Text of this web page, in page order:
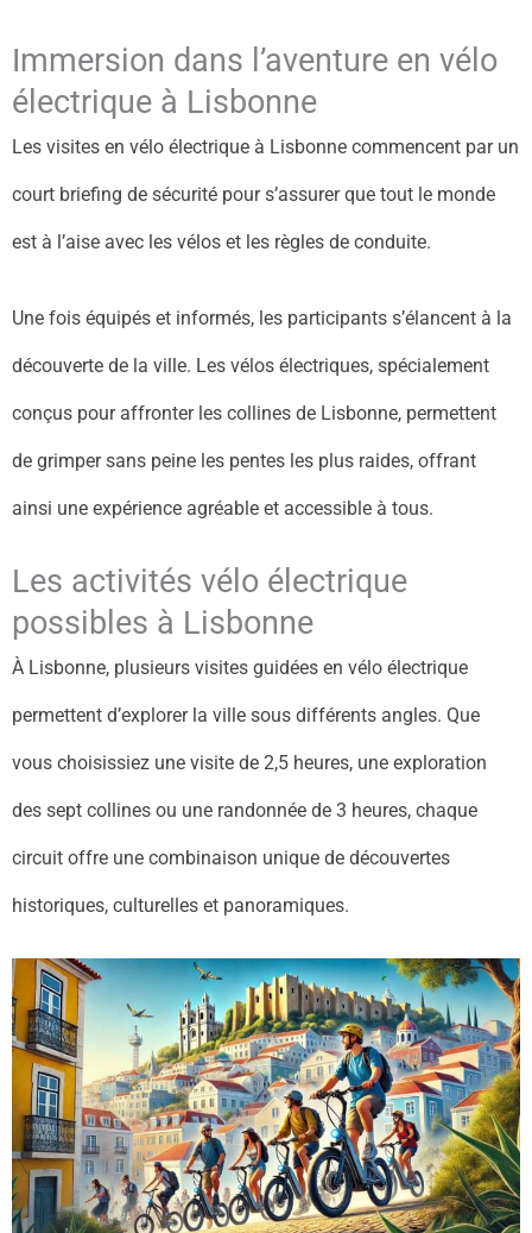
Immersion dans l’aventure en vélo
électrique à Lisbonne
Les visites en vélo électrique à Lisbonne commencent par un
court briefing de sécurité pour s’assurer que tout le monde
est à l’aise avec les vélos et les règles de conduite.
Une fois équipés et informés, les participants s’élancent à la
découverte de la ville. Les vélos électriques, spécialement
conçus pour affronter les collines de Lisbonne, permettent
de grimper sans peine les pentes les plus raides, offrant
ainsi une expérience agréable et accessible à tous.
Les activités vélo électrique
possibles à Lisbonne
À Lisbonne, plusieurs visites guidées en vélo électrique
permettent d’explorer la ville sous différents angles. Que
vous choisissiez une visite de 2,5 heures, une exploration
des sept collines ou une randonnée de 3 heures, chaque
circuit offre une combinaison unique de découvertes
historiques, culturelles et panoramiques.